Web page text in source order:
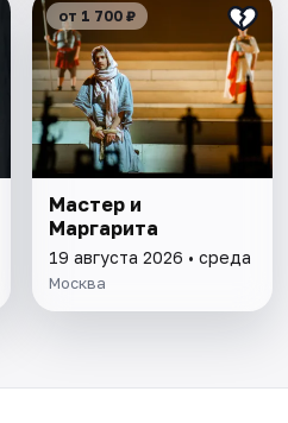
от 1 700 ₽
Мастер и
Маргарита
19 августа 2026 • среда
Москва